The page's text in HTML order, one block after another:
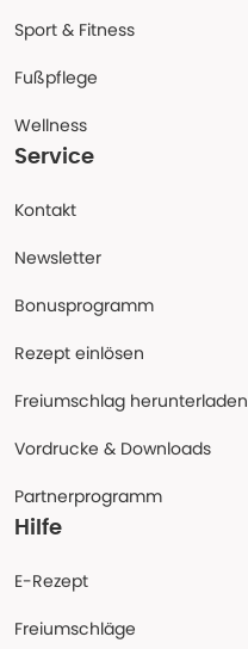
Sport & Fitness
Fußpflege
Wellness
Service
Kontakt
Newsletter
Bonusprogramm
Rezept einlösen
Freiumschlag herunterladen
Vordrucke & Downloads
Partnerprogramm
Hilfe
E-Rezept
Freiumschläge